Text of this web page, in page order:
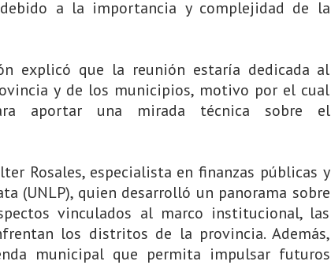
a la importancia y complejidad de la
explicó que la reunión estaría dedicada al
y de los municipios, motivo por el cual
aportar una mirada técnica sobre el
Rosales, especialista en finanzas públicas y
(UNLP), quien desarrolló un panorama sobre
vinculados al marco institucional, las
los distritos de la provincia. Además,
municipal que permita impulsar futuros